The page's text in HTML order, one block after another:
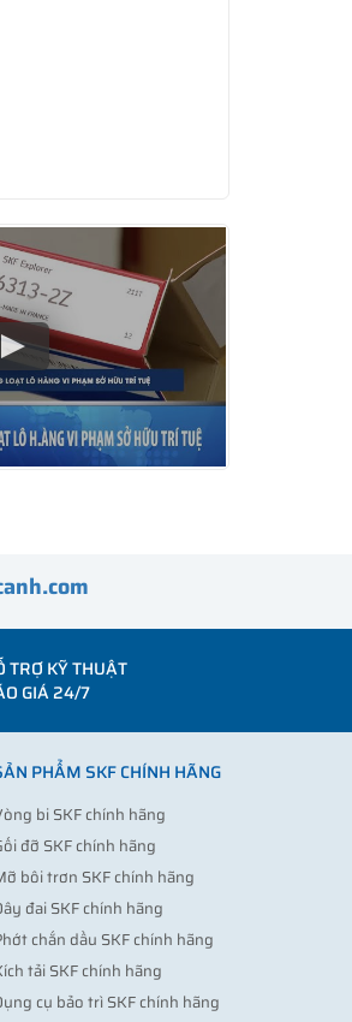
TRỢ KỸ THUẬT
GIÁ 24/7
PHẨM SKF CHÍNH HÃNG
bi SKF chính hãng
đỡ SKF chính hãng
bôi trơn SKF chính hãng
đai SKF chính hãng
chắn dầu SKF chính hãng
tải SKF chính hãng
cụ bảo trì SKF chính hãng